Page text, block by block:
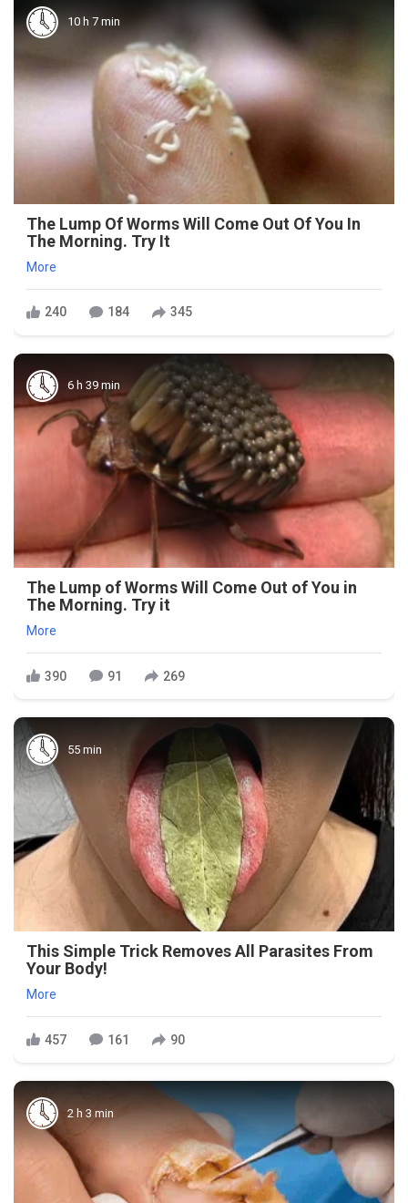
10 h 7 min
The Lump Of Worms Will Come Out Of You In
The Morning. Try It
More
240 184 345
6 h 39 min
The Lump of Worms Will Come Out of You in
The Morning. Try it
More
390 91 269
55 min
This Simple Trick Removes All Parasites From
Your Body!
More
457 161 90
2 h 3 min